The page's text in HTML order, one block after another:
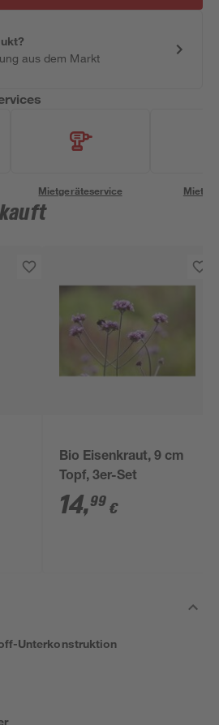
aus dem Markt
Mietgeräteservice
Bio Eisenkraut, 9 cm
Topf, 3er-Set
14,99 €
Unterkonstruktion